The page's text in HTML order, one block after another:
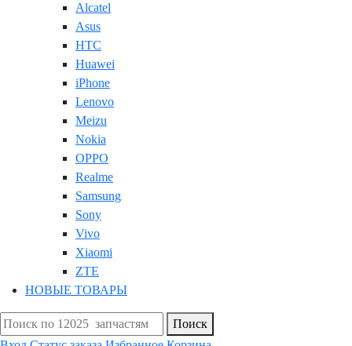
Alcatel
Asus
HTC
Huawei
iPhone
Lenovo
Meizu
Nokia
OPPO
Realme
Samsung
Sony
Vivo
Xiaomi
ZTE
НОВЫЕ ТОВАРЫ
Поиск